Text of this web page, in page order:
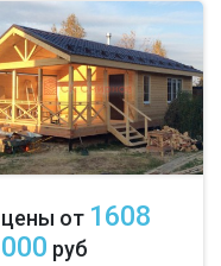
цены от 1608
000 руб